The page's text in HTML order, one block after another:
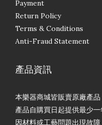
Payment
Return Policy
Terms & Conditions
Anti-Fraud Statement
產品資訊
本樂器商城皆販賣原廠產
產品自購買日起提供最少
因材料或工藝問題出現故